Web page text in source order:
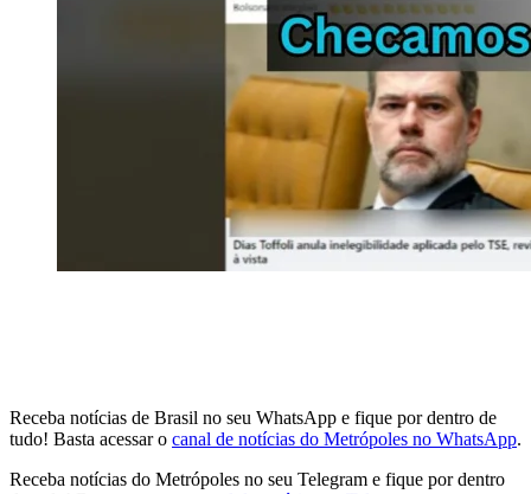
Receba notícias de Brasil no seu WhatsApp e fique por dentro de
tudo! Basta acessar o canal de notícias do Metrópoles no WhatsApp.
Receba notícias do Metrópoles no seu Telegram e fique por dentro